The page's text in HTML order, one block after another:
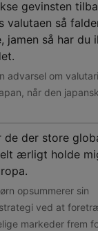
gevinsten
valutaen så
jamen så har du
advarsel om
når den
de der store
ærligt holde
opsummerer sin
ved at
markeder frem